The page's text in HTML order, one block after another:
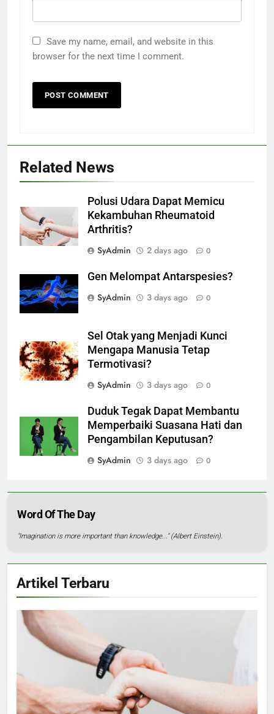
Save my name, email, and website in this
browser for the next time I comment.
Related News
Polusi Udara Dapat Memicu
Kekambuhan Rheumatoid
Arthritis?
SyAdmin
2 days ago 0
Gen Melompat Antarspesies?
SyAdmin
3 days ago 0
Sel Otak yang Menjadi Kunci
Mengapa Manusia Tetap
Termotivasi?
SyAdmin
3 days ago 0
Duduk Tegak Dapat Membantu
Memperbaiki Suasana Hati dan
Pengambilan Keputusan?
SyAdmin
3 days ago 0
Word Of The Day
"Imagination is more important than knowledge..." (Albert Einstein).
Artikel Terbaru